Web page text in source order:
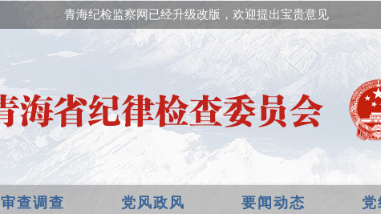
青海纪检监察网已经升级改版，欢迎提出宝贵意见！
审查调查 党风政风 要闻动态 党